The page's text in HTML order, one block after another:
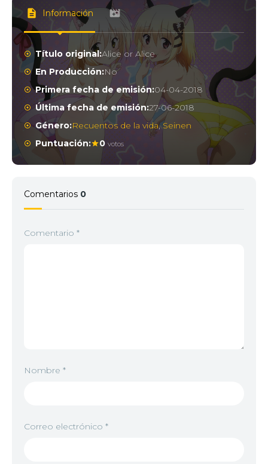
Información
Título original:Alice or Alice
En Producción:No
Primera fecha de emisión:04-04-2018
Última fecha de emisión:27-06-2018
Género:Recuentos de la vida,Seinen
Puntuación:
0 votos
Comentarios 0
Comentario *
Nombre *
Correo electrónico *